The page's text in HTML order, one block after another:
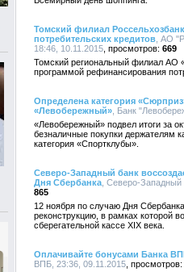
Томский филиал
потребительских кредитов , АО
18:46, 10.11.2015
669
Томский региональный филиал АО
программой рефинансирования
Определена категория
«Левобережный» , Банк
«Левобережный» подвел итоги за
безналичные покупки держателям
категория «Спортклубы».
Северо-Западный банк
Дня Сбербанка , Северо-
865
12 ноября по случаю Дня
реконструкцию, в рамках которой
сберегательной кассе XIX века.
Оплачивайте бонусами Банка
ВПБ, 23:36, 09.11.2015